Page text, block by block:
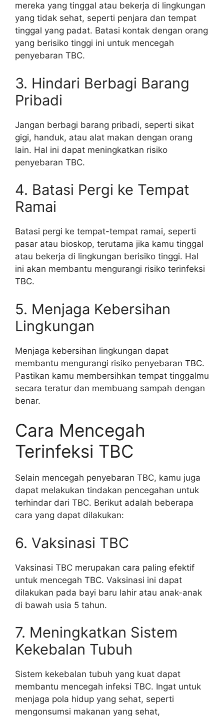
mereka yang tinggal atau bekerja di lingkungan
yang tidak sehat, seperti penjara dan tempat
tinggal yang padat. Batasi kontak dengan orang
yang berisiko tinggi ini untuk mencegah
penyebaran TBC.
3. Hindari Berbagi Barang
Pribadi
Jangan berbagi barang pribadi, seperti sikat
gigi, handuk, atau alat makan dengan orang
lain. Hal ini dapat meningkatkan risiko
penyebaran TBC.
4. Batasi Pergi ke Tempat
Ramai
Batasi pergi ke tempat-tempat ramai, seperti
pasar atau bioskop, terutama jika kamu tinggal
atau bekerja di lingkungan berisiko tinggi. Hal
ini akan membantu mengurangi risiko terinfeksi
TBC.
5. Menjaga Kebersihan
Lingkungan
Menjaga kebersihan lingkungan dapat
membantu mengurangi risiko penyebaran TBC.
Pastikan kamu membersihkan tempat tinggalmu
secara teratur dan membuang sampah dengan
benar.
Cara Mencegah
Terinfeksi TBC
Selain mencegah penyebaran TBC, kamu juga
dapat melakukan tindakan pencegahan untuk
terhindar dari TBC. Berikut adalah beberapa
cara yang dapat dilakukan:
6. Vaksinasi TBC
Vaksinasi TBC merupakan cara paling efektif
untuk mencegah TBC. Vaksinasi ini dapat
dilakukan pada bayi baru lahir atau anak-anak
di bawah usia 5 tahun.
7. Meningkatkan Sistem
Kekebalan Tubuh
Sistem kekebalan tubuh yang kuat dapat
membantu mencegah infeksi TBC. Ingat untuk
menjaga pola hidup yang sehat, seperti
mengonsumsi makanan yang sehat,